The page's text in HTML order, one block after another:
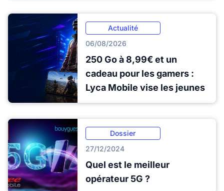
Actualité
06/08/2026
250 Go à 8,99€ et un
cadeau pour les gamers :
Lyca Mobile vise les jeunes
Dossier
27/12/2024
Quel est le meilleur
opérateur 5G ?